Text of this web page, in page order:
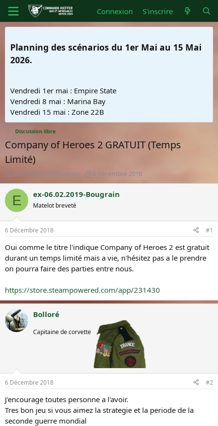
Connexion S'inscrire
Planning des scénarios du 1er Mai au 15 Mai
2026.
Vendredi 1er mai : Empire State
Vendredi 8 mai : Marina Bay
Vendredi 15 mai : Zone 22B
Discussion libre
Company of Heroes 2 GRATUIT (Temps
Limité)
A
u
t
e
u
r
d
u
s
u
j
ex-06.02.2019-Bougrain
D
a
t
e
é
b
u
t
6 Décembre 2018
E ex-06.02.2019-Bougrain
Matelot breveté
6 Décembre 2018 #1
Oui comme le titre l'indique Company of Heroes 2 est gratuit
durant un temps limité mais a vie, n'hésitez pas a le prendre
on pourra faire des parties entre nous.
https://store.steampowered.com/app/231430
Bolloré
Capitaine de corvette
Membre
honoraire
6 Décembre 2018 #2
J'encourage toutes personne a l'avoir.
Tres bon jeu si vous aimez la strategie et la periode de la
seconde guerre mondial